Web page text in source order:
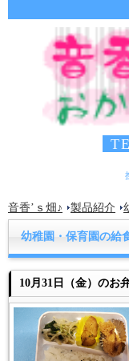
音香’ｓ畑♪ 製品紹介
幼稚園・保育園の給
10月31日（金）のお